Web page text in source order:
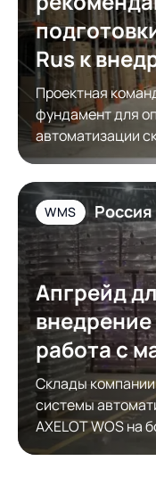
Rus к
Проектная
фундамент для
автоматизации
Rus
WMS Россия
Апгрейд
внедрение
работа с
Склады
системы
AXELOT WOS на
автоматизации